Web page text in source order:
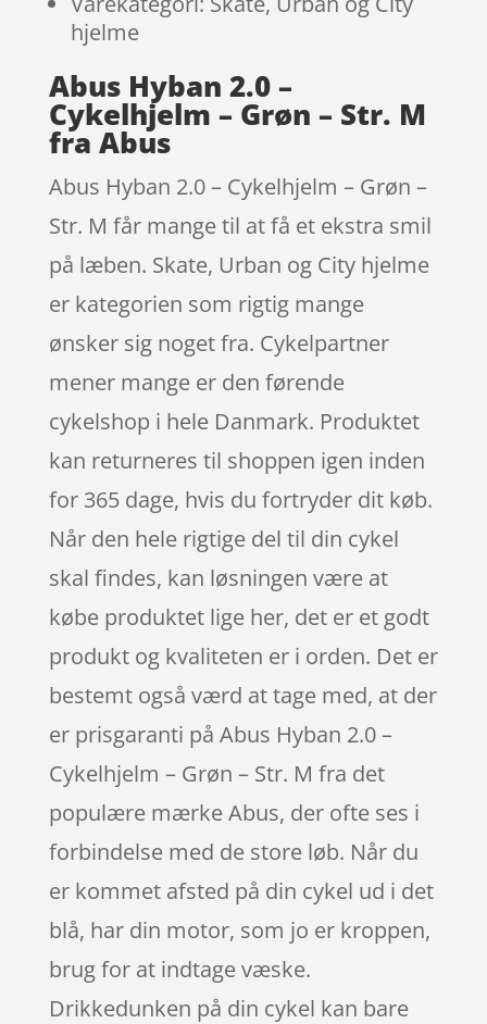
hjelme
Abus Hyban 2.0 –
Cykelhjelm – Grøn – Str. M
fra Abus
Abus Hyban 2.0 – Cykelhjelm – Grøn –
Str. M får mange til at få et ekstra smil
på læben. Skate, Urban og City hjelme
er kategorien som rigtig mange
ønsker sig noget fra. Cykelpartner
mener mange er den førende
cykelshop i hele Danmark. Produktet
kan returneres til shoppen igen inden
for 365 dage, hvis du fortryder dit køb.
Når den hele rigtige del til din cykel
skal findes, kan løsningen være at
købe produktet lige her, det er et godt
produkt og kvaliteten er i orden. Det er
bestemt også værd at tage med, at der
er prisgaranti på Abus Hyban 2.0 –
Cykelhjelm – Grøn – Str. M fra det
populære mærke Abus, der ofte ses i
forbindelse med de store løb. Når du
er kommet afsted på din cykel ud i det
blå, har din motor, som jo er kroppen,
brug for at indtage væske.
Drikkedunken på din cykel kan bare